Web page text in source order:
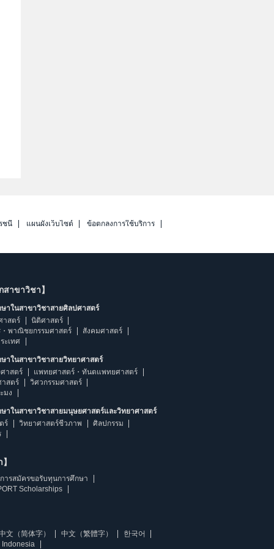
ชนี แผนผังเว็บไซต์ ข้อตกลงการใช้บริการ
าขาวิชา】
าในสาขาวิชาสายศิลปศาสตร์
าสตร์
นิติศาสตร์
・พาณิชยกรรมศาสตร์
สังคมศาสตร์
ะเทศ
าในสาขาวิชาสายวิทยาศาสตร์
าสตร์
แพทยศาสตร์・ทันตแพทยศาสตร์
สตร์
วิศวกรรมศาสตร์
มง
าในสาขาวิชาสายมนุษยศาสตร์และวิทยาศาสตร์
ร์
วิทยาศาสตร์ชีวภาพ
ศิลปกรรม
การสมัครขอรับทุนการศึกษา
Scholarships
文（简体字） 中文（繁體字）
한국어
Indonesia